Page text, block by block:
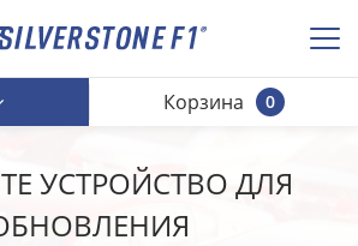
0
Корзина
УСТРОЙСТВО ДЛЯ